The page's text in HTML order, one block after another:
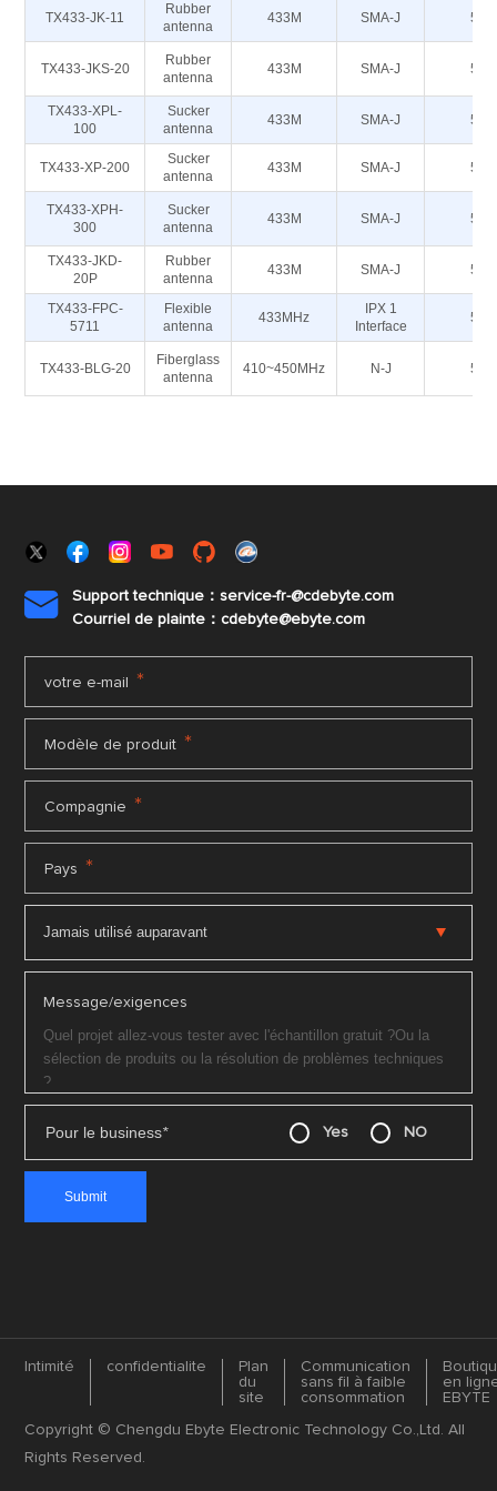
TX433-JK-11
Rubber
antenna
433M SMA-J 50
TX433-JKS-20
Rubber
antenna
433M SMA-J 50
TX433-XPL-
100
Sucker
antenna
433M SMA-J 50
TX433-XP-200
Sucker
antenna
433M SMA-J 50
TX433-XPH-
300
Sucker
antenna
433M SMA-J 50
TX433-JKD-
20P
Rubber
antenna
433M SMA-J 50
TX433-FPC-
5711
Flexible
antenna
433MHz
IPX 1
Interface
50
TX433-BLG-20
Fiberglass
antenna
410~450MHz N-J 50

Support technique：service-fr-@cdebyte.com
Courriel de plainte：cdebyte@ebyte.com
votre e-mail *
Modèle de produit *
Compagnie *
Pays *
Message/exigences
Pour le business* Yes NO
Intimité confidentialite
Plan
du
site
Communication
sans fil à faible
consommation
en
EBYTE
Copyright © Chengdu Ebyte Electronic Technology Co.,Ltd. All
Rights Reserved.